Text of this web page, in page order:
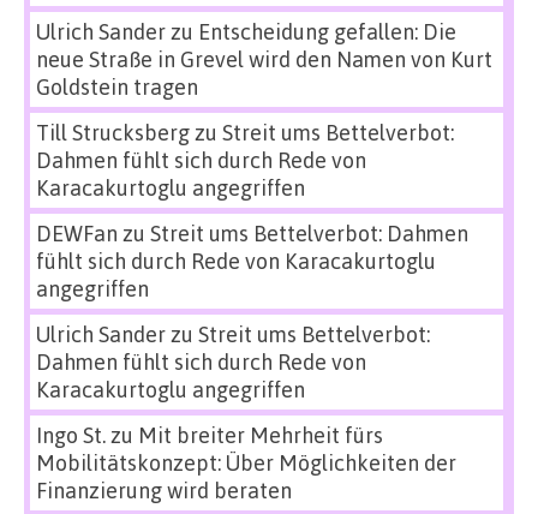
Ulrich Sanderzu Entscheidung gefallen: Die
neue Straße in Grevel wird den Namen von Kurt
Goldstein tragen
Till Strucksbergzu Streit ums Bettelverbot:
Dahmen fühlt sich durch Rede von
Karacakurtoglu angegriffen
DEWFan zu Streit ums Bettelverbot: Dahmen
fühlt sich durch Rede von Karacakurtoglu
angegriffen
Ulrich Sanderzu Streit ums Bettelverbot:
Dahmen fühlt sich durch Rede von
Karacakurtoglu angegriffen
Ingo St.zu Mit breiter Mehrheit fürs
Mobilitätskonzept: Über Möglichkeiten der
Finanzierung wird beraten